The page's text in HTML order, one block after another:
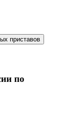
приставов
по